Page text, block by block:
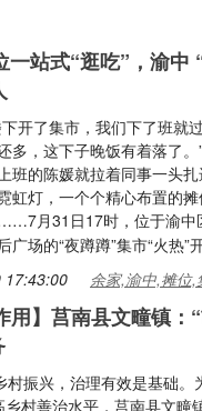
一站式“逛吃”，渝中
开了集市，我们下了班就
多，这下子晚饭有着落了
班的陈媛就拉着同事一头
虹灯，一个个精心布置的
月31日17时，位于渝中
广场的“夜蹲蹲”集市“火热”
17:43:00 余家,渝中,摊位
用】莒南县文疃镇
村振兴，治理有效是基础。
村善治水平，莒南县文疃